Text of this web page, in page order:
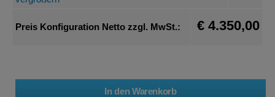
Preis Konfiguration Netto zzgl. MwSt.: € 4.350,00